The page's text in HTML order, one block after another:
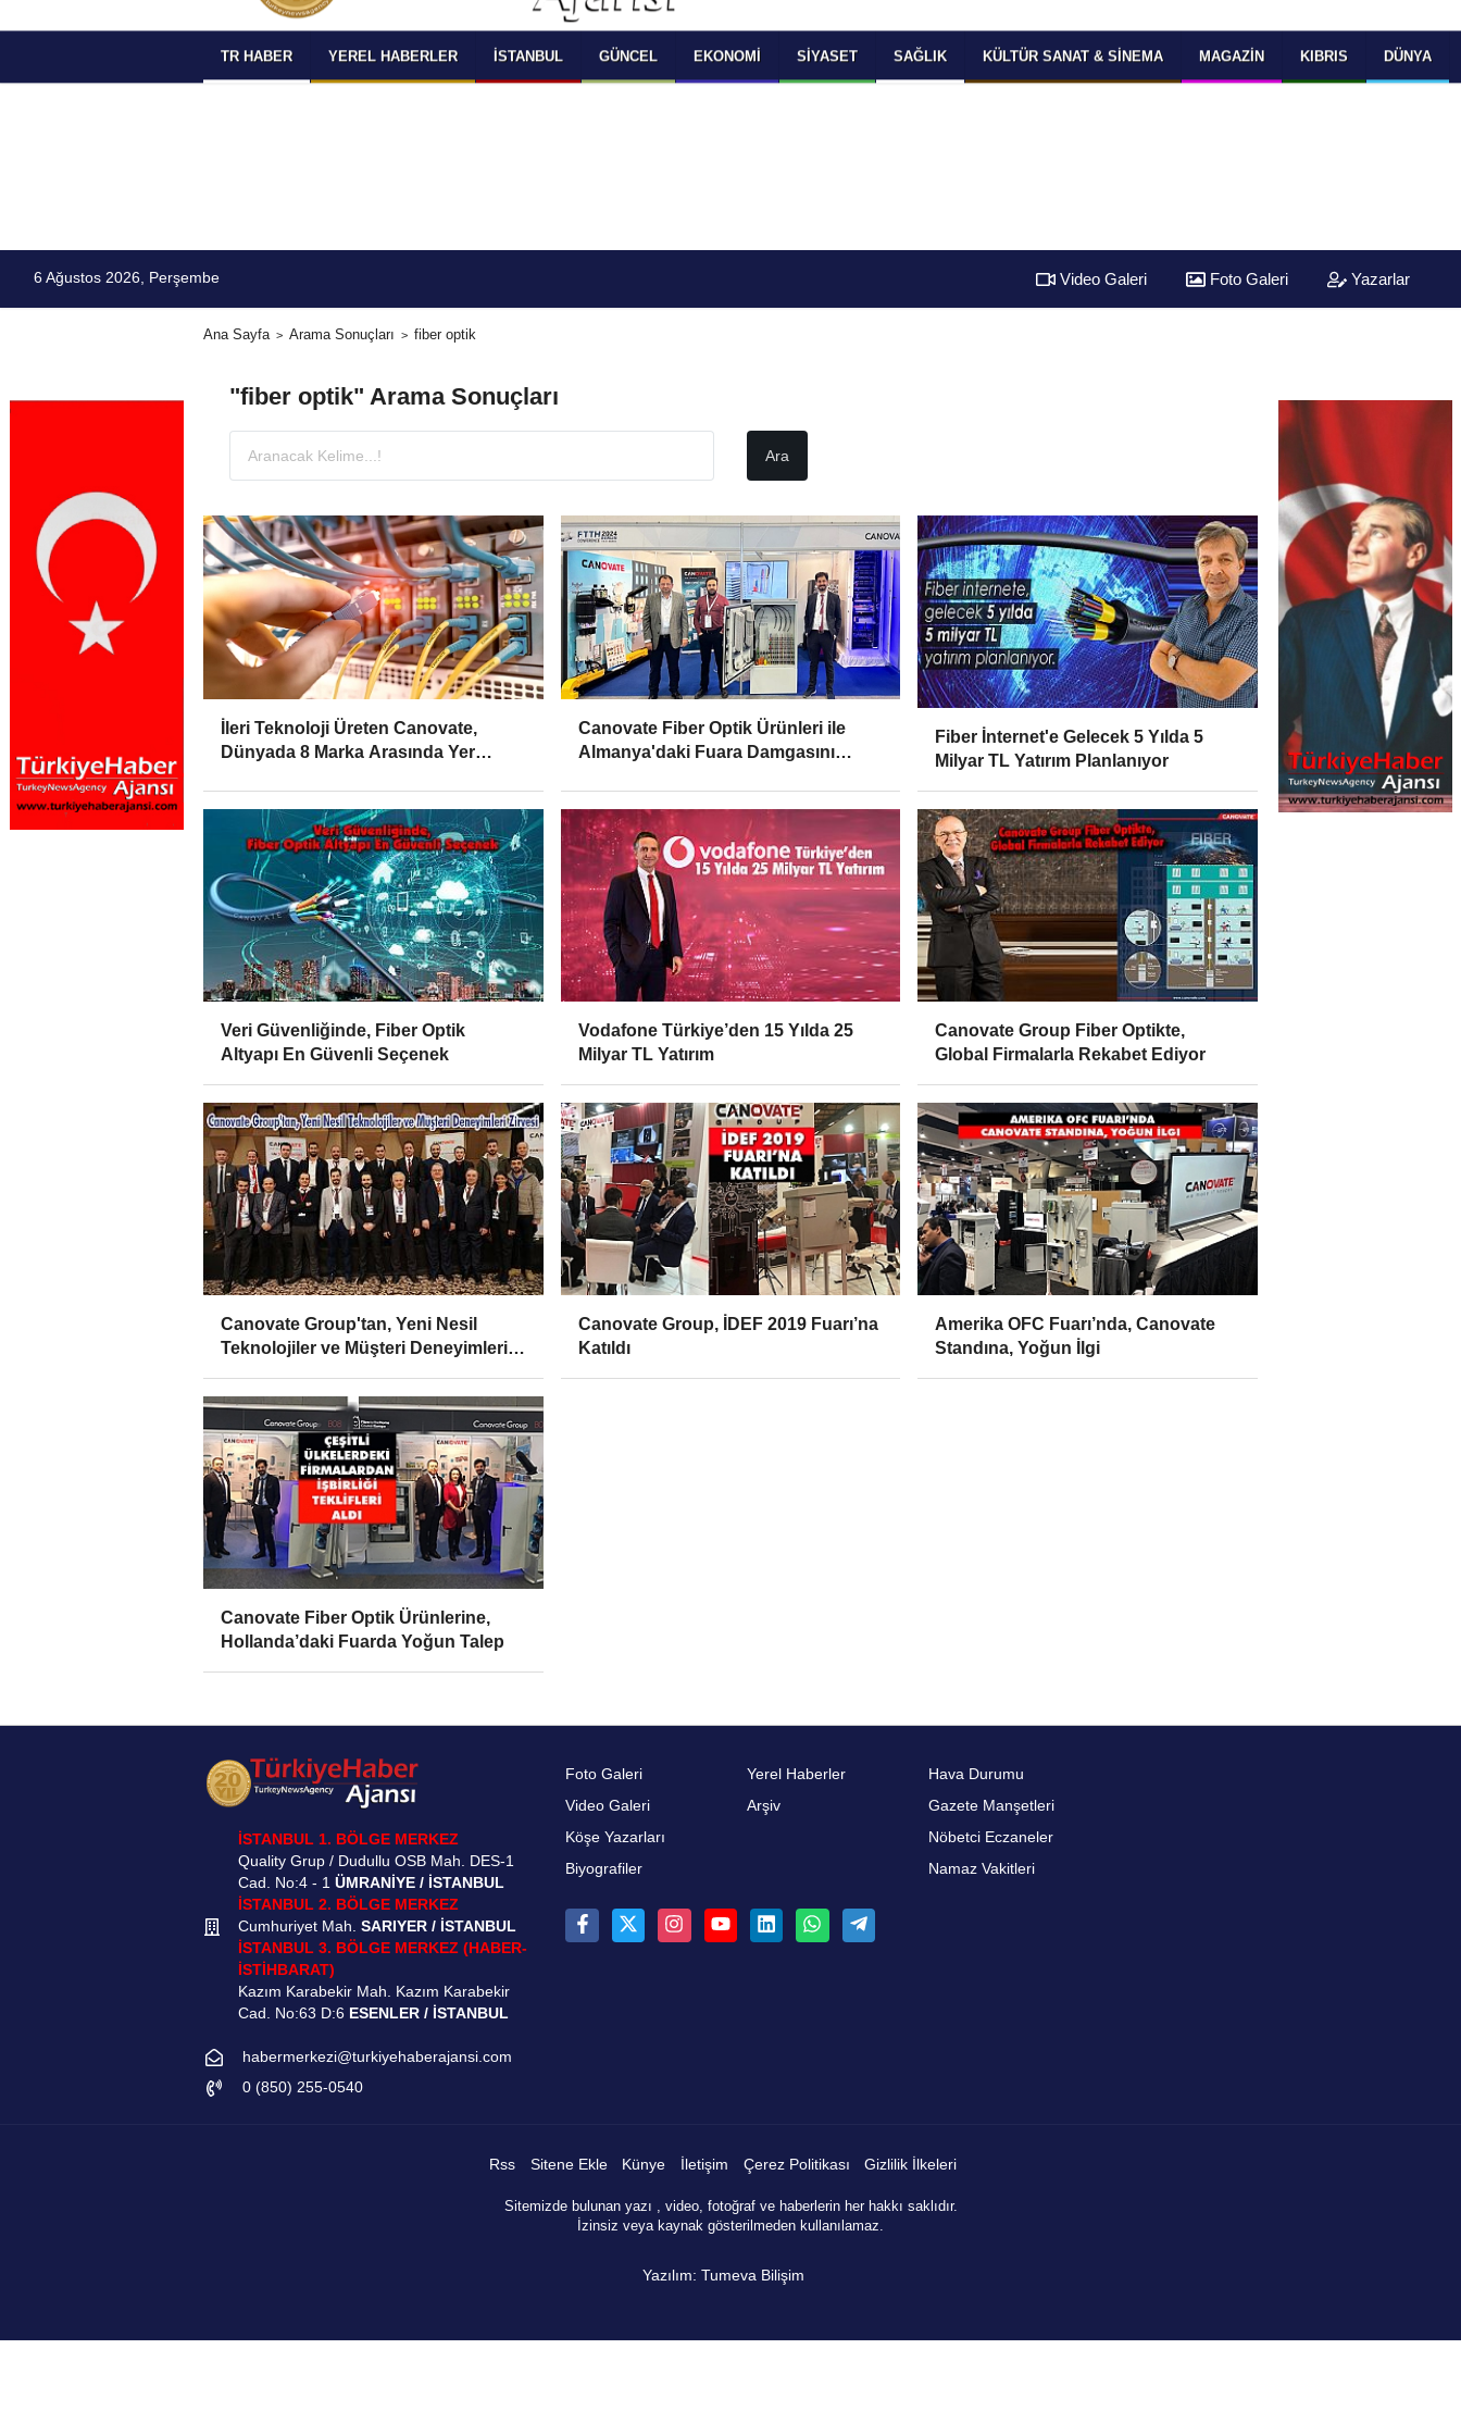
SELECT LANGUAGE YOU WOULD TO READ
OKUMAK İSTEDİĞİNİZ DİLİ SEÇİNİZ
Powered by
Translate
TR HABER YEREL HABERLER İSTANBUL GÜNCEL EKONOMI SIYASET SAĞLIK KÜLTÜR SANAT & SINEMA MAGAZIN KIBRIS DÜNYA
6 Ağustos 2026, Perşembe Video Galeri Foto Galeri Yazarlar
Ana Sayfa Arama Sonuçları fiber optik
"fiber optik" Arama Sonuçları
İleri Teknoloji Üreten Canovate,
Dünyada 8 Marka Arasında Yer
Canovate Fiber Optik Ürünleri ile
Almanya'daki Fuara Damgasını
Fiber İnternet'e Gelecek 5 Yılda 5
Milyar TL Yatırım Planlanıyor
Veri Güvenliğinde, Fiber Optik
Altyapı En Güvenli Seçenek
Vodafone Türkiye’den 15 Yılda 25
Milyar TL Yatırım
Canovate Group Fiber Optikte,
Global Firmalarla Rekabet Ediyor
Canovate Group'tan, Yeni Nesil
Teknolojiler ve Müşteri Deneyimleri
Canovate Group, İDEF 2019 Fuarı’na
Katıldı
Amerika OFC Fuarı’nda, Canovate
Standına, Yoğun İlgi
Canovate Fiber Optik Ürünlerine,
Hollanda’daki Fuarda Yoğun Talep
İSTANBUL 1. BÖLGE MERKEZ
Quality Grup / Dudullu OSB Mah. DES-1
Cad. No:4 - 1 ÜMRANİYE / İSTANBUL
İSTANBUL 2. BÖLGE MERKEZ
Cumhuriyet Mah. SARIYER / İSTANBUL
İSTANBUL 3. BÖLGE MERKEZ (HABER-
İSTİHBARAT)
Kazım Karabekir Mah. Kazım Karabekir
Cad. No:63 D:6 ESENLER / İSTANBUL
habermerkezi@turkiyehaberajansi.com
0 (850) 255-0540
Foto Galeri
Video Galeri
Köşe Yazarları
Biyografiler
Yerel Haberler
Arşiv
Hava Durumu
Gazete Manşetleri
Nöbetci Eczaneler
Namaz Vakitleri
Rss Sitene Ekle Künye İletişim Çerez Politikası Gizlilik İlkeleri
Sitemizde bulunan yazı , video, fotoğraf ve haberlerin her hakkı saklıdır.
İzinsiz veya kaynak gösterilmeden kullanılamaz.
Yazılım: Tumeva Bilişim